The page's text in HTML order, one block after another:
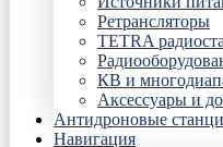
Ретрансляторы
TETRA
КВ и
Аксессуары и
Антидроновые
Навигация